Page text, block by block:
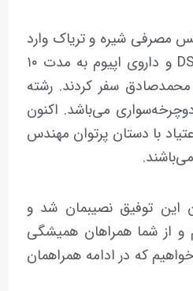
مصرفی شیره و تریاک وارد
کنگره شدند. به روش DST و داروی اپیوم به مدت ۱۰
محمدصادق سفر کردند. رشته
می‌باشد. اکنون
با دستان پرتوان مهندس
این توفیق نصیبمان شد و
و از شما همراهان همیشگی
که در ادامه همراهمان